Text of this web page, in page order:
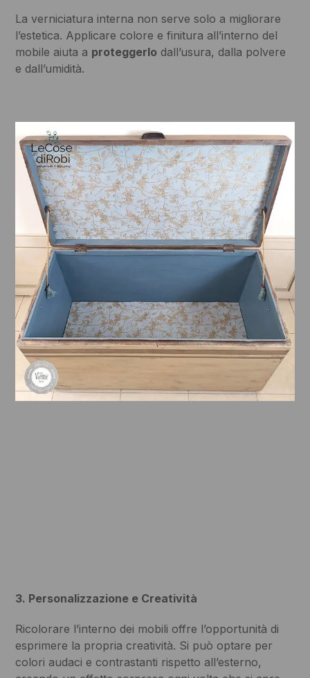
La verniciatura interna non serve solo a migliorare
l’estetica. Applicare colore e finitura all’interno del
mobile aiuta a proteggerlo dall’usura, dalla polvere
e dall’umidità.
3. Personalizzazione e Creatività
Ricolorare l’interno dei mobili offre l’opportunità di
esprimere la propria creatività. Si può optare per
colori audaci e contrastanti rispetto all’esterno,